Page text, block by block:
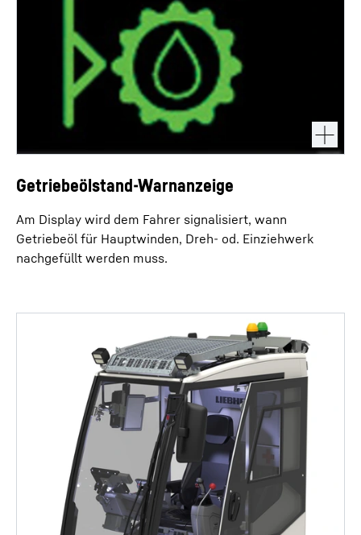
Getriebeölstand-Warnanzeige
Am Display wird dem Fahrer signalisiert, wann
Getriebeöl für Hauptwinden, Dreh- od. Einziehwerk
nachgefüllt werden muss.